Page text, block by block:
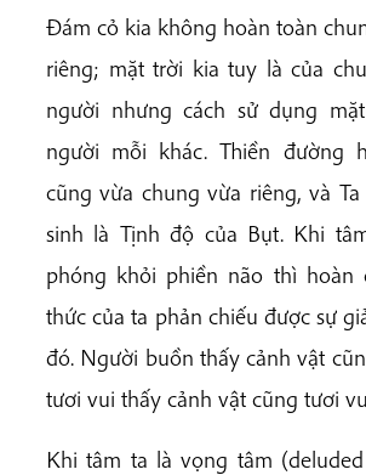
Đám cỏ kia không hoàn toàn
riêng; mặt trời kia tuy là của
người nhưng cách sử dụng
người mỗi khác. Thiền đường
cũng vừa chung vừa riêng, và
sinh là Tịnh độ của Bụt. Khi
phóng khỏi phiền não thì hoàn
thức của ta phản chiếu được sự
đó. Người buồn thấy cảnh vật
tươi vui thấy cảnh vật cũng tươi
Khi tâm ta là vọng tâm